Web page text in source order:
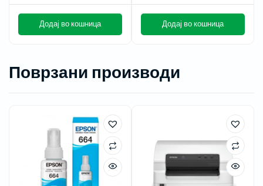
Додај во кошница Додај во кошница
Поврзани производи